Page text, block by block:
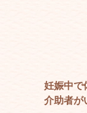
妊娠中で
介助者が